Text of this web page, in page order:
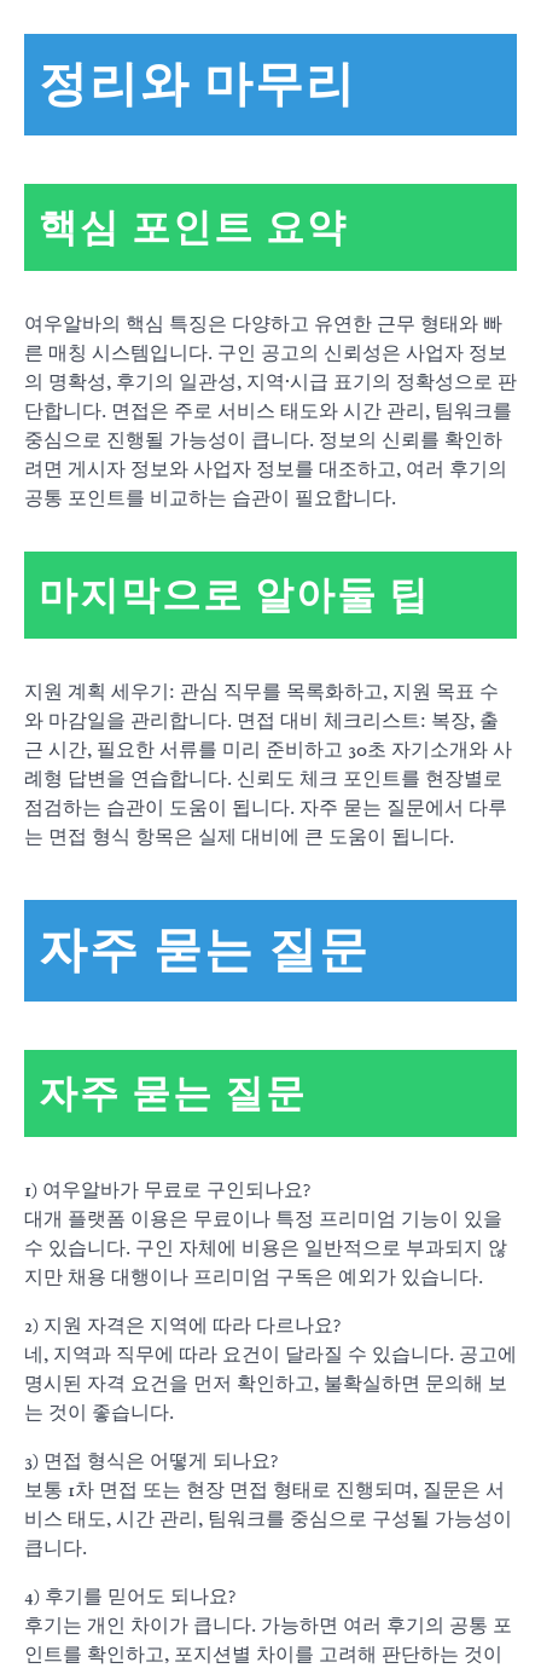
정리와 마무리
핵심 포인트 요약
여우알바의 핵심 특징은 다양하고 유연한 근무 형태와 빠
른 매칭 시스템입니다. 구인 공고의 신뢰성은 사업자 정보
의 명확성, 후기의 일관성, 지역·시급 표기의 정확성으로 판
단합니다. 면접은 주로 서비스 태도와 시간 관리, 팀워크를
중심으로 진행될 가능성이 큽니다. 정보의 신뢰를 확인하
려면 게시자 정보와 사업자 정보를 대조하고, 여러 후기의
공통 포인트를 비교하는 습관이 필요합니다.
마지막으로 알아둘 팁
지원 계획 세우기: 관심 직무를 목록화하고, 지원 목표 수
와 마감일을 관리합니다. 면접 대비 체크리스트: 복장, 출
근 시간, 필요한 서류를 미리 준비하고 30초 자기소개와 사
례형 답변을 연습합니다. 신뢰도 체크 포인트를 현장별로
점검하는 습관이 도움이 됩니다. 자주 묻는 질문에서 다루
는 면접 형식 항목은 실제 대비에 큰 도움이 됩니다.
자주 묻는 질문
자주 묻는 질문
1) 여우알바가 무료로 구인되나요?
대개 플랫폼 이용은 무료이나 특정 프리미엄 기능이 있을
수 있습니다. 구인 자체에 비용은 일반적으로 부과되지 않
지만 채용 대행이나 프리미엄 구독은 예외가 있습니다.
2) 지원 자격은 지역에 따라 다르나요?
네, 지역과 직무에 따라 요건이 달라질 수 있습니다. 공고에
명시된 자격 요건을 먼저 확인하고, 불확실하면 문의해 보
는 것이 좋습니다.
3) 면접 형식은 어떻게 되나요?
보통 1차 면접 또는 현장 면접 형태로 진행되며, 질문은 서
비스 태도, 시간 관리, 팀워크를 중심으로 구성될 가능성이
큽니다.
4) 후기를 믿어도 되나요?
후기는 개인 차이가 큽니다. 가능하면 여러 후기의 공통 포
인트를 확인하고, 포지션별 차이를 고려해 판단하는 것이